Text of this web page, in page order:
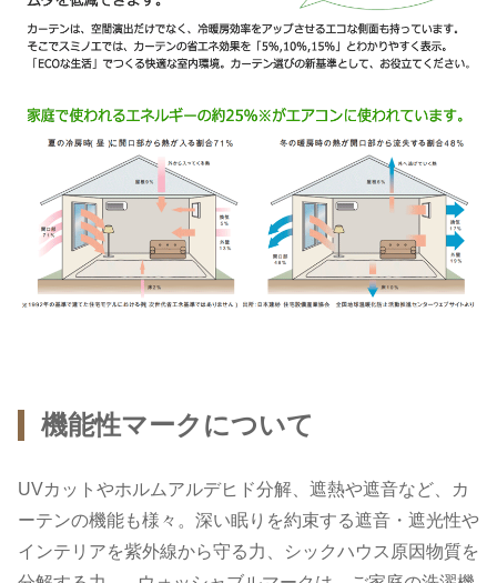
機能性マークについて
UVカットやホルムアルデヒド分解、遮熱や遮音など、カ
ーテンの機能も様々。深い眠りを約束する遮音・遮光性や
インテリアを紫外線から守る力、シックハウス原因物質を